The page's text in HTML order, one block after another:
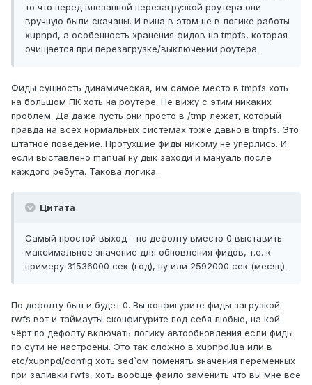
то что перед внезапной перезагрузкой роутера они
вручную были скачаны. И вина в этом не в логике работы
xupnpd, а особенность хранения фидов на tmpfs, которая
очищается при перезагрузке/выключении роутера.
Фиды сущность динамическая, им самое место в tmpfs хоть
на большом ПК хоть на роутере. Не вижу с этим никаких
проблем. Да даже пусть они просто в /tmp лежат, который
правда на всех нормальных системах тоже давно в tmpfs. Это
штатное поведение. Протухшие фиды никому не упёрлись. И
если выставлено manual ну дык заходи и мануаль после
каждого ребута. Такова логика.
Цитата
Самый простой выход - по дефолту вместо 0 выставить
максимальное значение для обновления фидов, т.е. к
примеру 31536000 сек (год), ну или 2592000 сек (месяц).
По дефолту был и будет 0. Вы конфигурите фиды загрузкой
rwfs вот и таймауты сконфигурите под себя любые, на кой
чёрт по дефолту включать логику автообновления если фиды
по сути не настроены. Это так сложно в xupnpd.lua или в
etc/xupnpd/config хоть sed`ом поменять значения переменных
при заливки rwfs, хоть вообще файло заменить что вы мне всё